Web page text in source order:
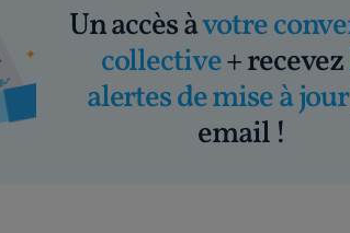
Un accès àvotre
collective+ recevez
alertes de mise à jour
email !